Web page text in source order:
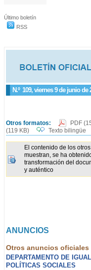
Último boletín
RSS
N.º 109, viernes 9 de junio de
Otros formatos: PDF
(119 KB)
Texto bilingüe
El contenido de los
muestran, se ha
transformación del
y auténtico
ANUNCIOS
Otros anuncios oficiales
DEPARTAMENTO DE
POLÍTICAS SOCIALES